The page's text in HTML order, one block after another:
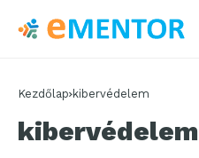
Kezdőlap kibervédelem
kibervédelem